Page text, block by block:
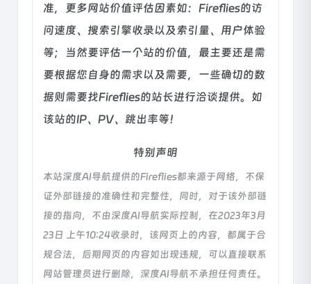
准，更多网站价值评估因素如：Fireflies的访
问速度、搜索引擎收录以及索引量、用户体验
等；当然要评估一个站的价值，最主要还是需
要根据您自身的需求以及需要，一些确切的数
据则需要找Fireflies的站长进行洽谈提供。如
该站的IP、PV、跳出率等！
特别声明
本站深度AI导航提供的Fireflies都来源于网络，不保
证外部链接的准确性和完整性，同时，对于该外部链
接的指向，不由深度AI导航实际控制，在2023年3月
23日 上午10:24收录时，该网页上的内容，都属于合
规合法，后期网页的内容如出现违规，可以直接联系
网站管理员进行删除，深度AI导航不承担任何责任。